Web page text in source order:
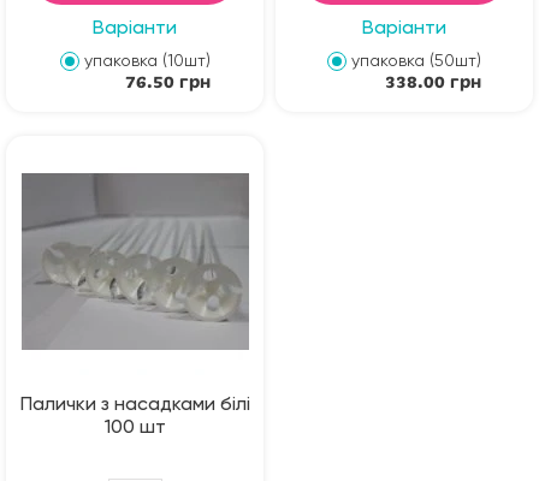
Варіанти
упаковка (10шт)
76.50 грн
Варіанти
упаковка (50шт)
338.00 грн
Палички з насадками білі
100 шт